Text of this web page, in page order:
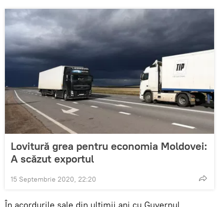
Lovitură grea pentru economia Moldovei:
A scăzut exportul
15 Septembrie 2020, 22:20